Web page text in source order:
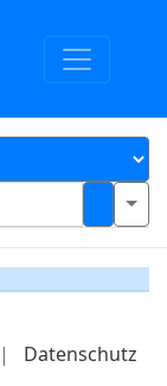
| Datenschutz